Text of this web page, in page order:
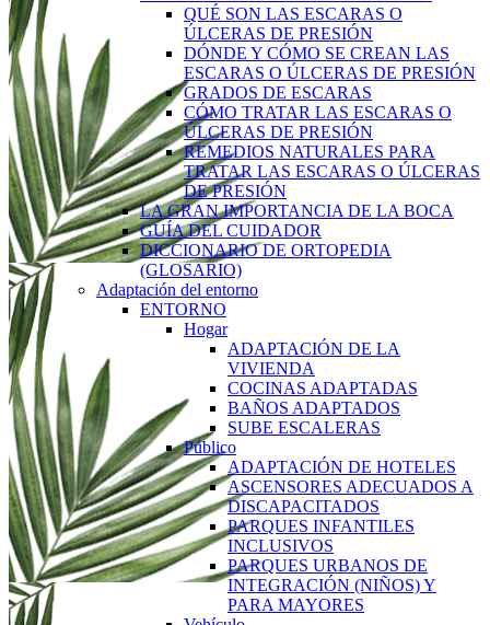
QUÉ SON LAS ESCARAS O
ÚLCERAS DE PRESIÓN
DÓNDE Y CÓMO SE CREAN LAS
ESCARAS O ÚLCERAS DE PRESIÓN
GRADOS DE ESCARAS
CÓMO TRATAR LAS ESCARAS O
ÚLCERAS DE PRESIÓN
REMEDIOS NATURALES PARA
TRATAR LAS ESCARAS O ÚLCERAS
DE PRESIÓN
LA GRAN IMPORTANCIA DE LA BOCA
GUÍA DEL CUIDADOR
DICCIONARIO DE ORTOPEDIA
(GLOSARIO)
Adaptación del entorno
ENTORNO
Hogar
ADAPTACIÓN DE LA
VIVIENDA
COCINAS ADAPTADAS
BAÑOS ADAPTADOS
SUBE ESCALERAS
Público
ADAPTACIÓN DE HOTELES
ASCENSORES ADECUADOS A
DISCAPACITADOS
PARQUES INFANTILES
INCLUSIVOS
PARQUES URBANOS DE
INTEGRACIÓN (NIÑOS) Y
PARA MAYORES